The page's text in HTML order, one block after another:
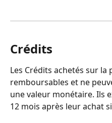
Crédits
Les Crédits achetés sur
remboursables et ne
une valeur monétaire. Ils
12 mois après leur achat